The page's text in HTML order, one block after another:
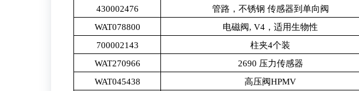
430002476
管路，不锈钢 传感器到单向阀
WAT078800
电磁阀, V4，适用生物性
700002143
柱夹4个装
WAT270966
2690 压力传感器
WAT045438
高压阀HPMV